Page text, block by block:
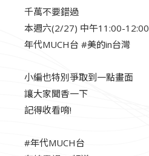
千萬不要錯過​
本週六(2/27) 中午11:00-12:00​
年代MUCH台 #美的in台灣​
小編也特別爭取到一點畫面​
讓大家聞香一下​
記得收看唷!​
#年代MUCH台​